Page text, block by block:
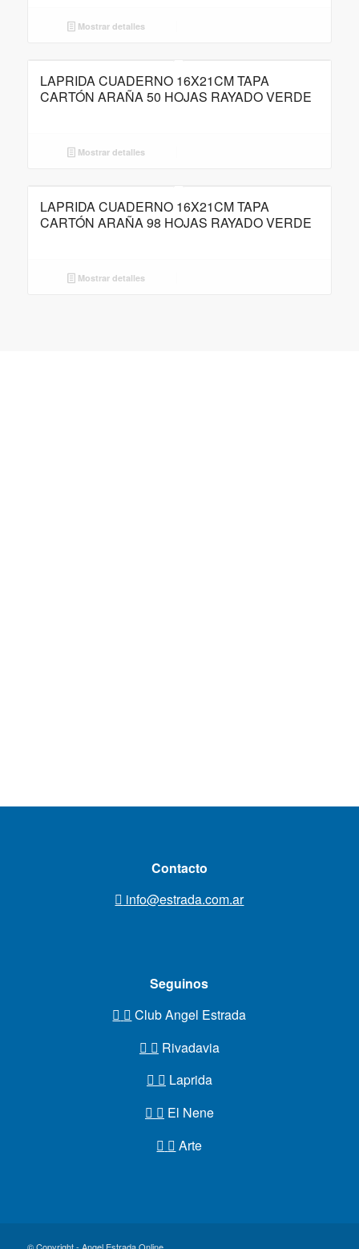
Mostrar detalles
LAPRIDA CUADERNO 16X21CM TAPA
CARTÓN ARAÑA 50 HOJAS RAYADO VERDE
Mostrar detalles
LAPRIDA CUADERNO 16X21CM TAPA
CARTÓN ARAÑA 98 HOJAS RAYADO VERDE
Mostrar detalles
Contacto
info@estrada.com.ar
Seguinos
Club Angel Estrada
Rivadavia
Laprida
El Nene
Arte